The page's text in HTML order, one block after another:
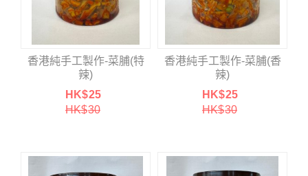
香港純手工製作-菜脯(特
辣)
HK$25
HK$30
香港純手工製作-菜脯(香
辣)
HK$25
HK$30